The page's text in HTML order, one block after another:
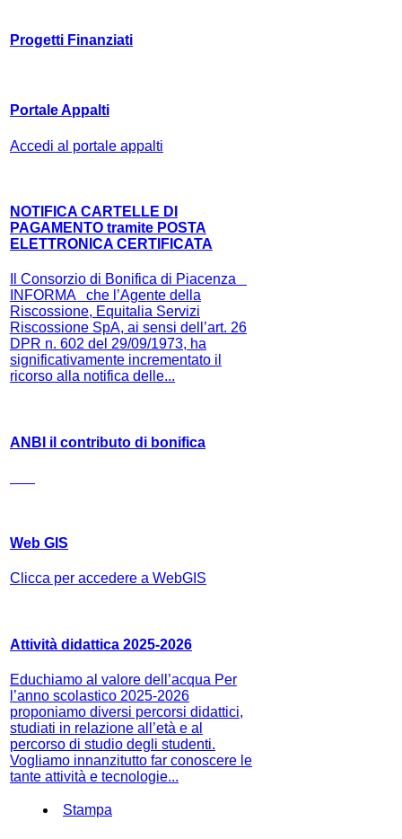
Progetti Finanziati
Portale Appalti
Accedi al portale appalti
NOTIFICA CARTELLE DI
PAGAMENTO tramite POSTA
ELETTRONICA CERTIFICATA
Il Consorzio di Bonifica di Piacenza
INFORMA che l’Agente della
Riscossione, Equitalia Servizi
Riscossione SpA, ai sensi dell’art. 26
DPR n. 602 del 29/09/1973, ha
significativamente incrementato il
ricorso alla notifica delle...
ANBI il contributo di bonifica
Web GIS
Clicca per accedere a WebGIS
Attività didattica 2025-2026
Educhiamo al valore dell’acqua Per
l’anno scolastico 2025-2026
proponiamo diversi percorsi didattici,
studiati in relazione all’età e al
percorso di studio degli studenti.
Vogliamo innanzitutto far conoscere le
tante attività e tecnologie...
Stampa